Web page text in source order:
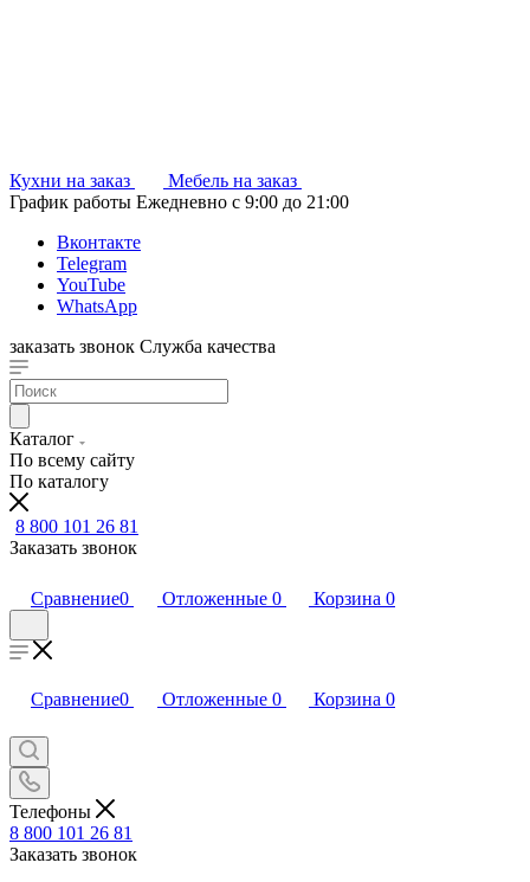
Кухни на заказ
Мебель на заказ
График работы Ежедневно с 9:00 до 21:00
Вконтакте
Telegram
YouTube
WhatsApp
заказать звонок Служба качества
Каталог
По всему сайту
По каталогу
8 800 101 26 81
Заказать звонок
Сравнение0 Отложенные 0 Корзина 0
Сравнение0 Отложенные 0 Корзина 0
Телефоны
8 800 101 26 81
Заказать звонок